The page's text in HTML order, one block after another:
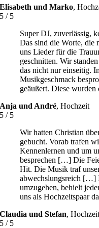
Elisabeth und Marko,
5 / 5
Super DJ, zuverlässig,
Das sind die Worte, die
uns Lieder für die
geschnitten. Wir
das nicht nur einseitig.
Musikgeschmack
geäußert. Diese
Anja und André,Hochzeit
5 / 5
Wir hatten Christian
gebucht. Vorab trafen
Kennenlernen und um
besprechen […] Die
Hit. Die Musik traf
abwechslungsreich […]
umzugehen, behielt
uns als Hochzeitspaar
Claudia und Stefan,Hochzeit
5 / 5